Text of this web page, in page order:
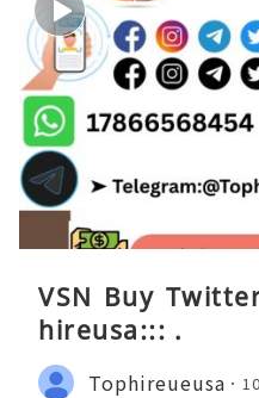
VSN Buy
hireusa::: .
Tophireueusa